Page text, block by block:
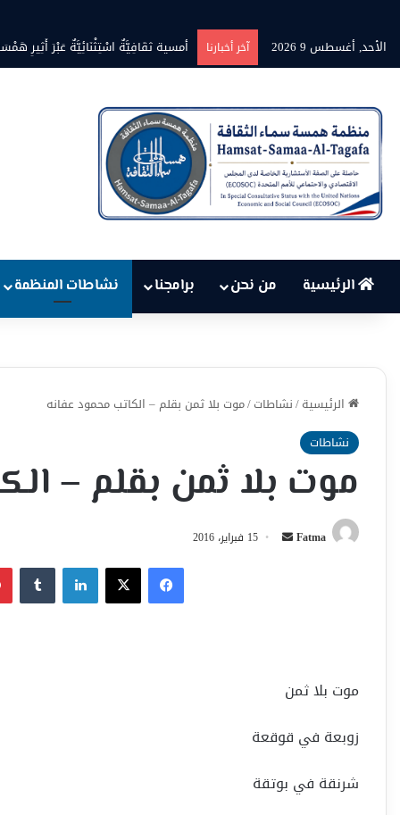
الأحد, أغسطس 9 2026
آخر أخبارنا أمسية ثقَافِيَّةٌ اسْتِثْنَائِيَّةٌ عَبْرَ أَثِيرِ
الرئيسية من نحن برامجنا نشاطات المنظمة
الرئيسية/نشاطات/موت بلا ثمن بقلم – الكاتب محمود عفانه
نشاطات
موت بلا ثمن بقلم –
Fatma
أرسل 15 فبراير، 2016
فيسبوك‫X لينكدإن
موت بلا ثمن
زوبعة في قوقعة
شرنقة في بوتقة